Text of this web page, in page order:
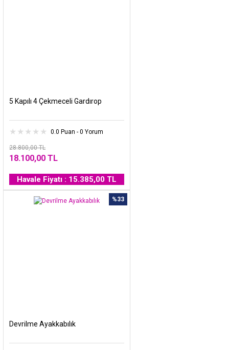
5 Kapılı 4 Çekmeceli Gardırop
0.0 Puan - 0 Yorum
28.800,00 TL
18.100,00 TL
Havale Fiyatı : 15.385,00 TL
%33
Devrilme Ayakkabılık